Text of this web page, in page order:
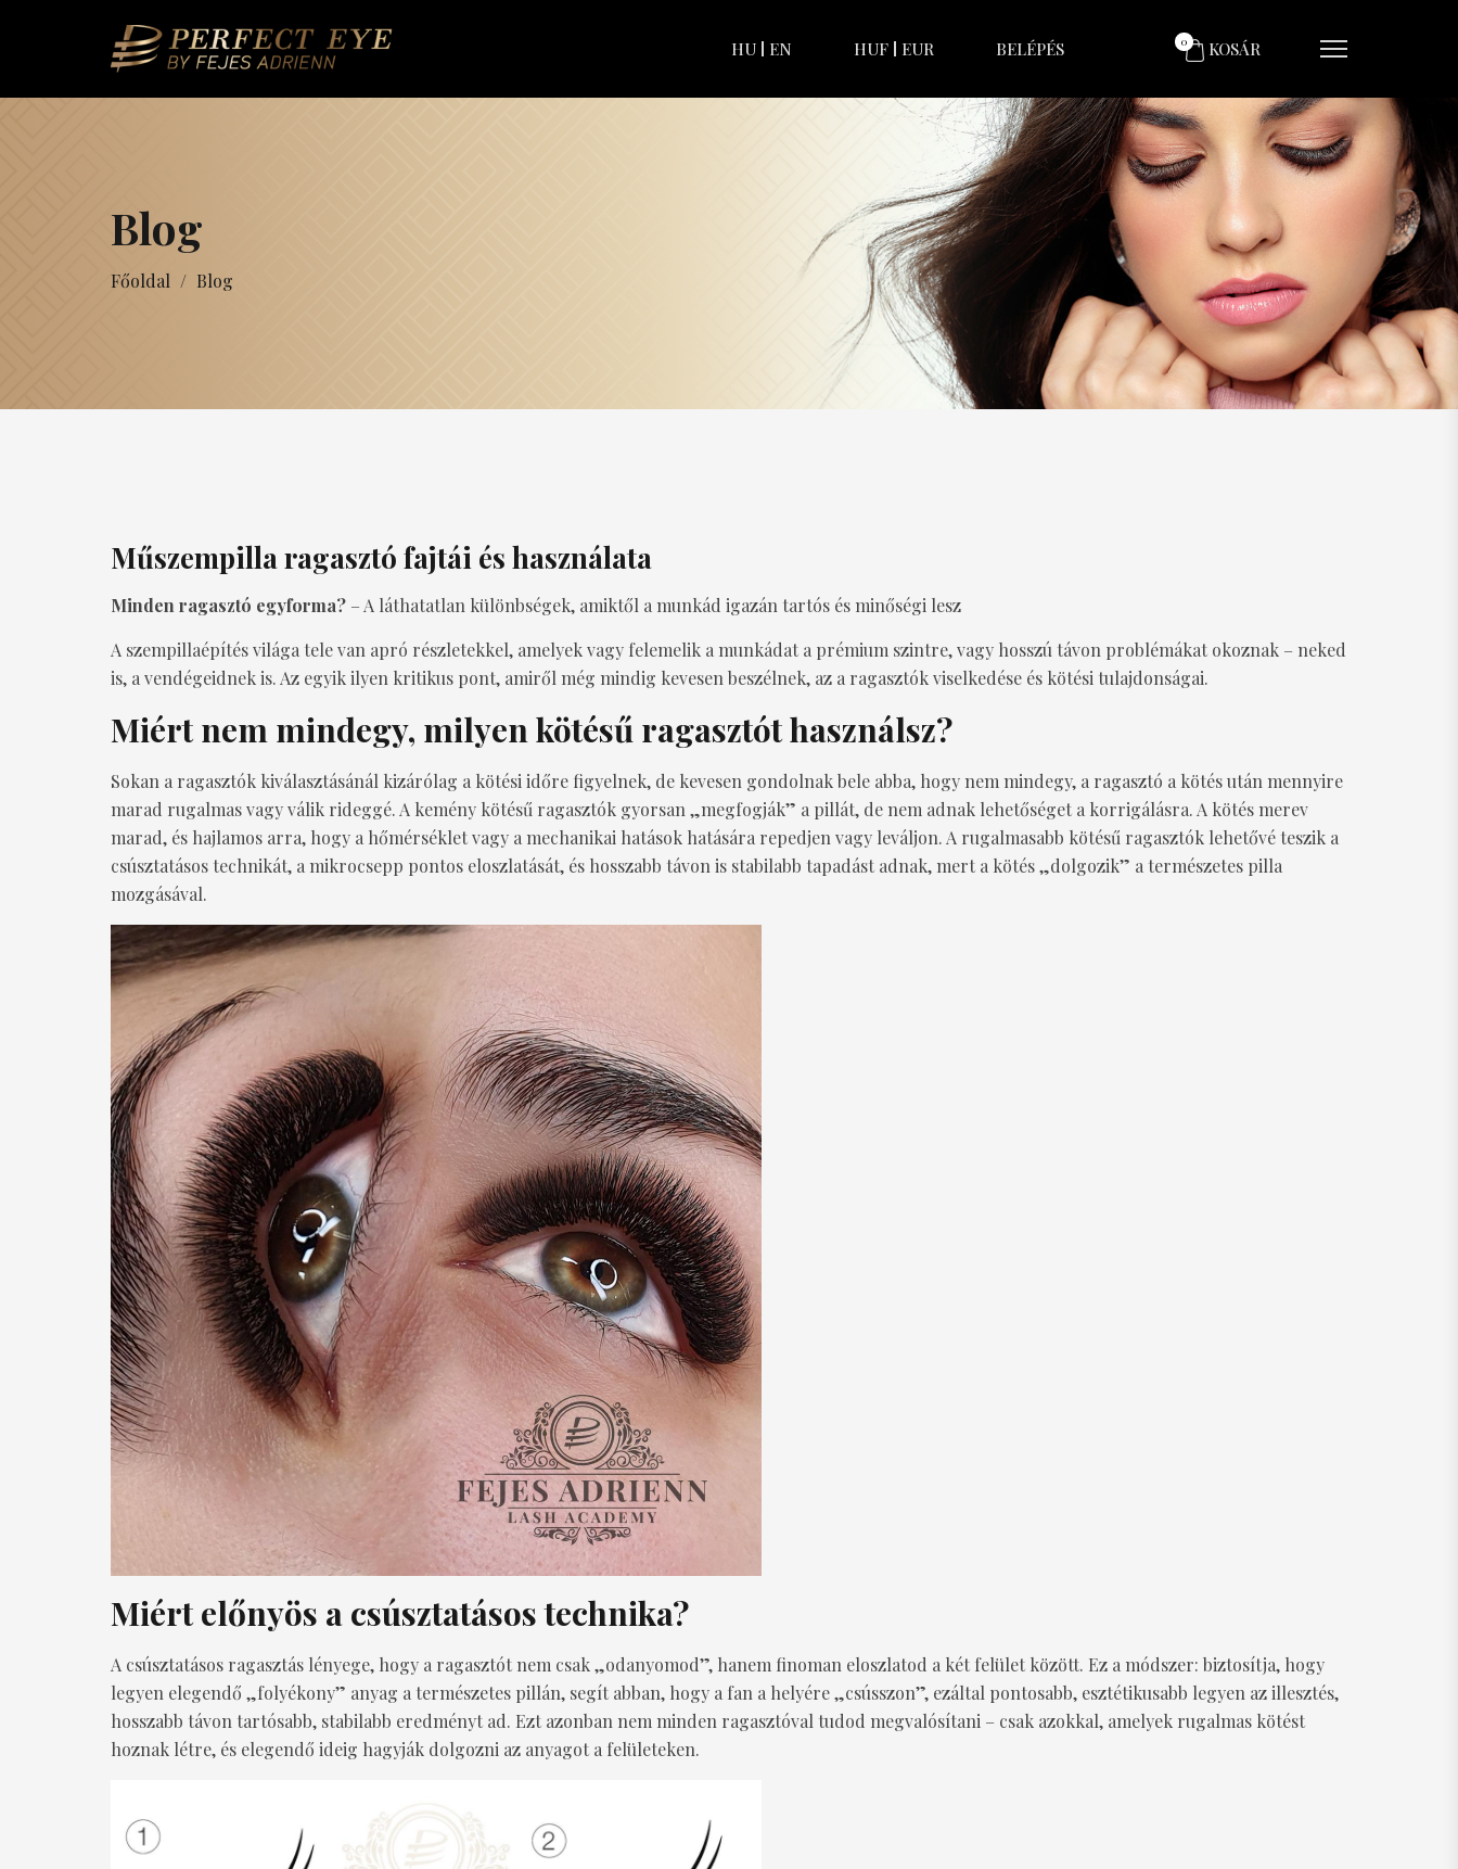
HU EN HUF EUR BELÉPÉS 0 KOSÁR
Blog
Főoldal / Blog
Műszempilla ragasztó fajtái és használata
Minden ragasztó egyforma? – A láthatatlan különbségek, amiktől a munkád igazán tartós és minőségi lesz
A szempillaépítés világa tele van apró részletekkel, amelyek vagy felemelik a munkádat a prémium szintre, vagy hosszú távon problémákat okoznak – neked
is, a vendégeidnek is. Az egyik ilyen kritikus pont, amiről még mindig kevesen beszélnek, az a ragasztók viselkedése és kötési tulajdonságai.
Miért nem mindegy, milyen kötésű ragasztót használsz?
Sokan a ragasztók kiválasztásánál kizárólag a kötési időre figyelnek, de kevesen gondolnak bele abba, hogy nem mindegy, a ragasztó a kötés után mennyire
marad rugalmas vagy válik rideggé. A kemény kötésű ragasztók gyorsan „megfogják” a pillát, de nem adnak lehetőséget a korrigálásra. A kötés merev
marad, és hajlamos arra, hogy a hőmérséklet vagy a mechanikai hatások hatására repedjen vagy leváljon. A rugalmasabb kötésű ragasztók lehetővé teszik a
csúsztatásos technikát, a mikrocsepp pontos eloszlatását, és hosszabb távon is stabilabb tapadást adnak, mert a kötés „dolgozik” a természetes pilla
mozgásával.
Miért előnyös a csúsztatásos technika?
A csúsztatásos ragasztás lényege, hogy a ragasztót nem csak „odanyomod”, hanem finoman eloszlatod a két felület között. Ez a módszer: biztosítja, hogy
legyen elegendő „folyékony” anyag a természetes pillán, segít abban, hogy a fan a helyére „csússzon”, ezáltal pontosabb, esztétikusabb legyen az illesztés,
hosszabb távon tartósabb, stabilabb eredményt ad. Ezt azonban nem minden ragasztóval tudod megvalósítani – csak azokkal, amelyek rugalmas kötést
hoznak létre, és elegendő ideig hagyják dolgozni az anyagot a felületeken.